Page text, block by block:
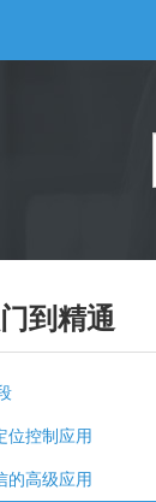
到精通
位控制应用
的高级应用